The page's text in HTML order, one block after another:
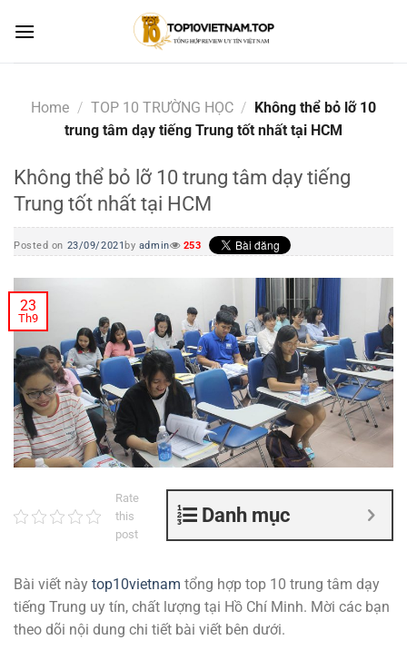
Home / TOP 10 TRƯỜNG HỌC / Không thể bỏ lỡ 10
trung tâm dạy tiếng Trung tốt nhất tại HCM
Không thể bỏ lỡ 10 trung tâm dạy tiếng
Trung tốt nhất tại HCM
Posted on 23/09/2021 by admin 253
23
Th9
Danh mục
Rate
this
post
Bài viết này top10vietnam tổng hợp top 10 trung tâm dạy
tiếng Trung uy tín, chất lượng tại Hồ Chí Minh. Mời các bạn
theo dõi nội dung chi tiết bài viết bên dưới.